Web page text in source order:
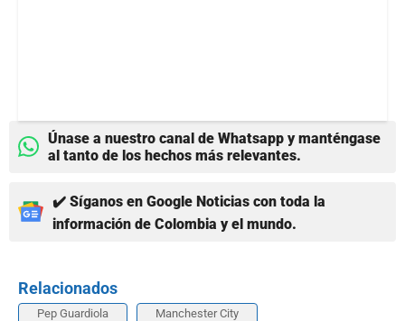
Únase a nuestro canal de Whatsapp y manténgase
al tanto de los hechos más relevantes.
✔️ Síganos en Google Noticias con toda la
información de Colombia y el mundo.
Relacionados
Pep Guardiola Manchester City